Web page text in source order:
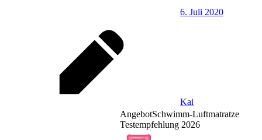
6. Juli 2020
Kai
AngebotSchwimm-Luftmatratze
Testempfehlung 2026